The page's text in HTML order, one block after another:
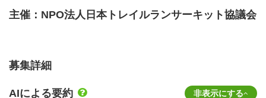
主催：NPO法人日本トレイルランサーキット協議会
募集詳細
AIによる要約 非表示にする